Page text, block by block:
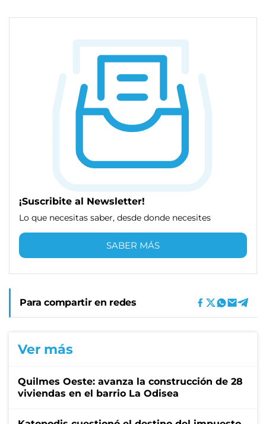
¡Suscribite al Newsletter!
Lo que necesitas saber, desde donde necesites
SABER MÁS
Para compartir en redes
Ver más
Quilmes Oeste: avanza la construcción de 28
viviendas en el barrio La Odisea